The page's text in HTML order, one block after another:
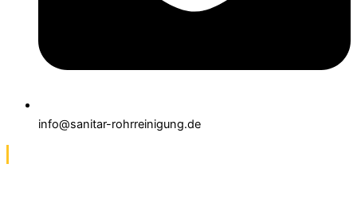
info@sanitar-rohrreinigung.de